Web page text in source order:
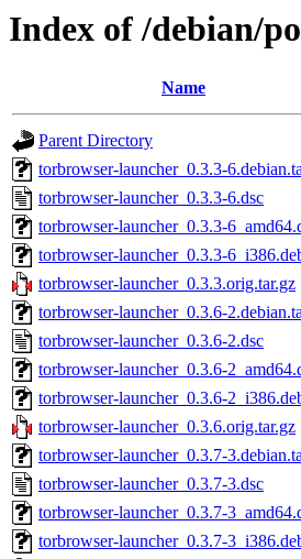
Index of /debian/
Name
Parent Directory
torbrowser-launcher_0.3.3-
torbrowser-launcher_0.3.3-6.dsc
torbrowser-launcher_0.3.3-
torbrowser-launcher_0.3.3-
torbrowser-launcher_0.3.3.orig.tar.gz
torbrowser-launcher_0.3.6-
torbrowser-launcher_0.3.6-2.dsc
torbrowser-launcher_0.3.6-
torbrowser-launcher_0.3.6-
torbrowser-launcher_0.3.6.orig.tar.gz
torbrowser-launcher_0.3.7-
torbrowser-launcher_0.3.7-3.dsc
torbrowser-launcher_0.3.7-
torbrowser-launcher_0.3.7-